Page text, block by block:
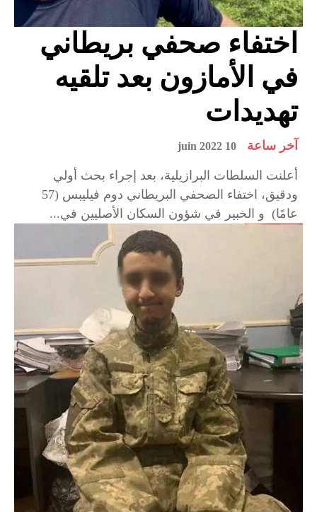
اختفاء صحفي بريطاني
في الأمازون بعد تلقيه
تهديدات
آخر ساعة 10 juin 2022
أعلنت السلطات البرازيلية، بعد إجراء بحث أولي
ودقيق، اختفاء الصحفي البريطاني دوم فيليبس (57
عامًا) و الخبير في شؤون السكان الأصليين في...